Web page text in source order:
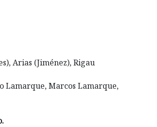
Arias (Jiménez), Rigau
Lamarque, Marcos Lamarque,